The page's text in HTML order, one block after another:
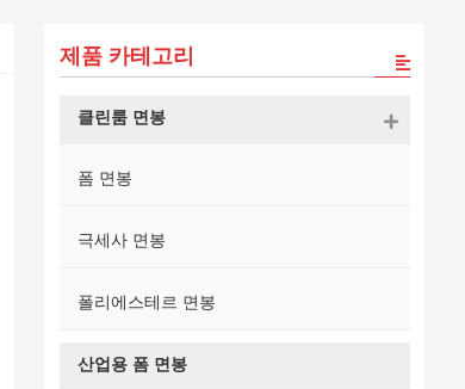
제품 카테고리
클린룸 면봉
폼 면봉
극세사 면봉
폴리에스테르 면봉
산업용 폼 면봉